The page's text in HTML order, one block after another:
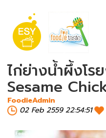
ไก่ย่างน้ำผึ้งโ
Sesame
FoodieAdmin
02 Feb 2559 22:54:51